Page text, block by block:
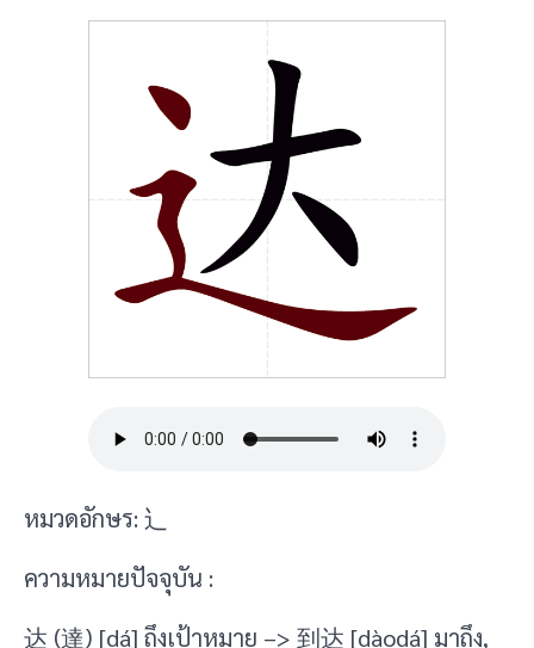
หมวดอักษร: 辶
ความหมายปัจจุบัน :
达 (達) [dá] ถึงเป้าหมาย –> 到达 [dàodá] มาถึง,